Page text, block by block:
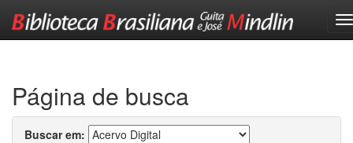
Página de busca
Buscar em: